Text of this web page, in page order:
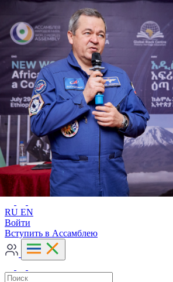
Расширенный поиск
RU EN
RU EN
Войти
Вступить в Ассамблею